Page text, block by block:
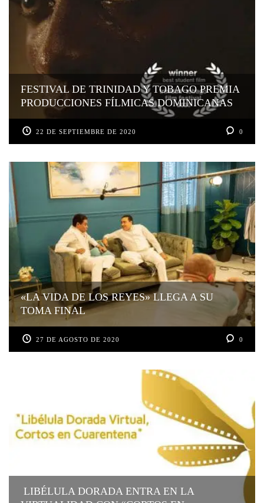
FESTIVAL DE TRINIDAD Y TOBAGO PREMIA
PRODUCCIONES FÍLMICAS DOMINICANAS
22 DE SEPTIEMBRE DE 2020 0
«LA VIDA DE LOS REYES» LLEGA A SU
TOMA FINAL
27 DE AGOSTO DE 2020 0
LIBÉLULA DORADA ENTRA EN LA